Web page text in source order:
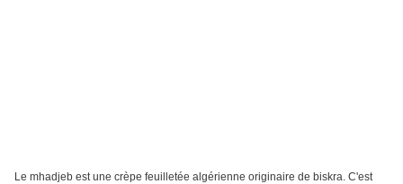
Le mhadjeb est une crèpe feuilletée algérienne originaire de biskra. C'est